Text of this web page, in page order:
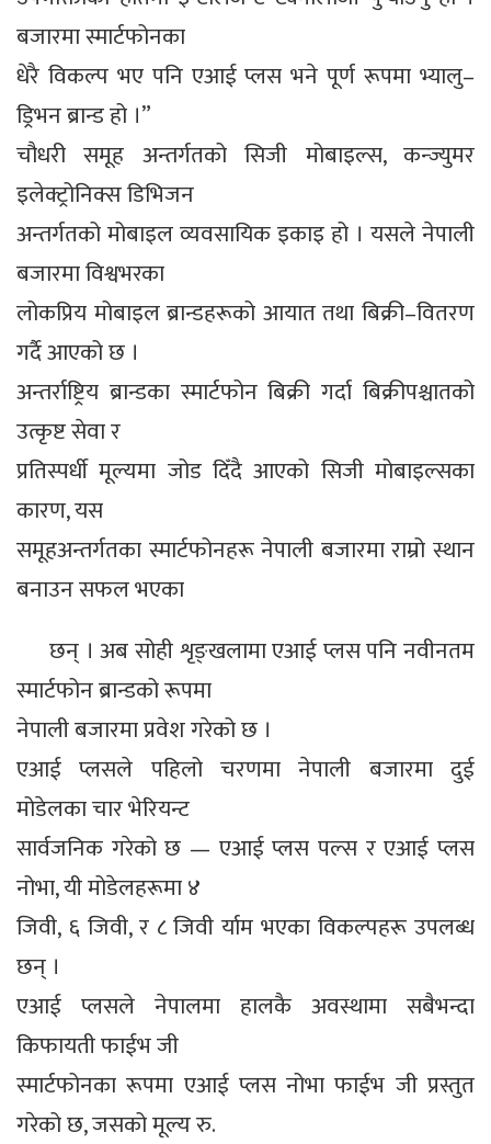
बजारमा स्मार्टफोनका
धेरै विकल्प भए पनि एआई प्लस भने पूर्ण रूपमा भ्यालु–
ड्रिभन ब्रान्ड हो ।”
चौधरी समूह अन्तर्गतको सिजी मोबाइल्स, कन्ज्युमर
इलेक्ट्रोनिक्स डिभिजन
अन्तर्गतको मोबाइल व्यवसायिक इकाइ हो । यसले नेपाली
बजारमा विश्वभरका
लोकप्रिय मोबाइल ब्रान्डहरूको आयात तथा बिक्री–वितरण
गर्दै आएको छ ।
अन्तर्राष्ट्रिय ब्रान्डका स्मार्टफोन बिक्री गर्दा बिक्रीपश्चातको
उत्कृष्ट सेवा र
प्रतिस्पर्धी मूल्यमा जोड दिँदै आएको सिजी मोबाइल्सका
कारण, यस
समूहअन्तर्गतका स्मार्टफोनहरू नेपाली बजारमा राम्रो स्थान
बनाउन सफल भएका
छन् । अब सोही शृङ्खलामा एआई प्लस पनि नवीनतम
स्मार्टफोन ब्रान्डको रूपमा
नेपाली बजारमा प्रवेश गरेको छ ।
एआई प्लसले पहिलो चरणमा नेपाली बजारमा दुई
मोडेलका चार भेरियन्ट
सार्वजनिक गरेको छ — एआई प्लस पल्स र एआई प्लस
नोभा, यी मोडेलहरूमा ४
जिवी, ६ जिवी, र ८ जिवी र्याम भएका विकल्पहरू उपलब्ध
छन् ।
एआई प्लसले नेपालमा हालकै अवस्थामा सबैभन्दा
किफायती फाईभ जी
स्मार्टफोनका रूपमा एआई प्लस नोभा फाईभ जी प्रस्तुत
गरेको छ, जसको मूल्य रु.